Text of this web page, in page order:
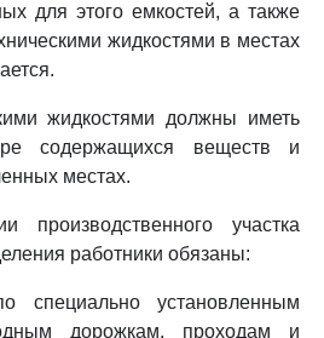
для этого емкостей, а также
жидкостями в местах
жидкостями должны иметь
содержащихся веществ и
местах.
производственного участка
работники обязаны:
специально установленным
дорожкам, проходам и